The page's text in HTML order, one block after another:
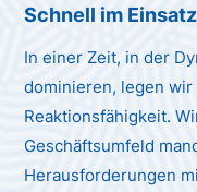
Schnell im Einsatz
In einer Zeit, in der
dominieren, legen
Reaktionsfähigkeit.
Geschäftsumfeld
Herausforderungen